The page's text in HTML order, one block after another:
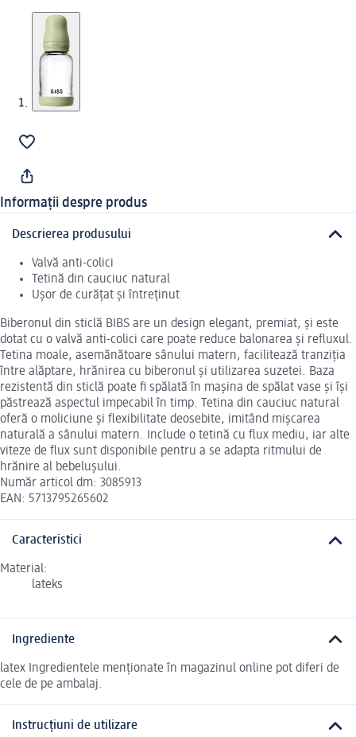
Informații despre produs
Descrierea produsului
Valvă anti-colici
Tetină din cauciuc natural
Ușor de curățat și întreținut
Biberonul din sticlă BIBS are un design elegant, premiat, și este
dotat cu o valvă anti-colici care poate reduce balonarea și refluxul.
Tetina moale, asemănătoare sânului matern, facilitează tranziția
între alăptare, hrănirea cu biberonul și utilizarea suzetei. Baza
rezistentă din sticlă poate fi spălată în mașina de spălat vase și își
păstrează aspectul impecabil în timp. Tetina din cauciuc natural
oferă o moliciune și flexibilitate deosebite, imitând mișcarea
naturală a sânului matern. Include o tetină cu flux mediu, iar alte
viteze de flux sunt disponibile pentru a se adapta ritmului de
hrănire al bebelușului.
Număr articol dm: 3085913
EAN: 5713795265602
Caracteristici
Material:
lateks
Ingrediente
latex Ingredientele menționate în magazinul online pot diferi de
cele de pe ambalaj.
Instrucțiuni de utilizare